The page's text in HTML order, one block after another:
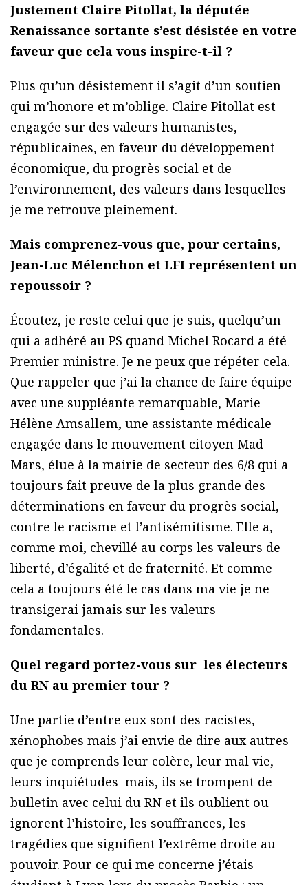
Justement Claire Pitollat, la députée
Renaissance sortante s’est désistée en votre
faveur que cela vous inspire-t-il ?
Plus qu’un désistement il s’agit d’un soutien
qui m’honore et m’oblige. Claire Pitollat est
engagée sur des valeurs humanistes,
républicaines, en faveur du développement
économique, du progrès social et de
l’environnement, des valeurs dans lesquelles
je me retrouve pleinement.
Mais comprenez-vous que, pour certains,
Jean-Luc Mélenchon et LFI représentent un
repoussoir ?
Écoutez, je reste celui que je suis, quelqu’un
qui a adhéré au PS quand Michel Rocard a été
Premier ministre. Je ne peux que répéter cela.
Que rappeler que j’ai la chance de faire équipe
avec une suppléante remarquable, Marie
Hélène Amsallem, une assistante médicale
engagée dans le mouvement citoyen Mad
Mars, élue à la mairie de secteur des 6/8 qui a
toujours fait preuve de la plus grande des
déterminations en faveur du progrès social,
contre le racisme et l’antisémitisme. Elle a,
comme moi, chevillé au corps les valeurs de
liberté, d’égalité et de fraternité. Et comme
cela a toujours été le cas dans ma vie je ne
transigerai jamais sur les valeurs
fondamentales.
Quel regard portez-vous sur les électeurs
du RN au premier tour ?
Une partie d’entre eux sont des racistes,
xénophobes mais j’ai envie de dire aux autres
que je comprends leur colère, leur mal vie,
leurs inquiétudes mais, ils se trompent de
bulletin avec celui du RN et ils oublient ou
ignorent l’histoire, les souffrances, les
tragédies que signifient l’extrême droite au
pouvoir. Pour ce qui me concerne j’étais